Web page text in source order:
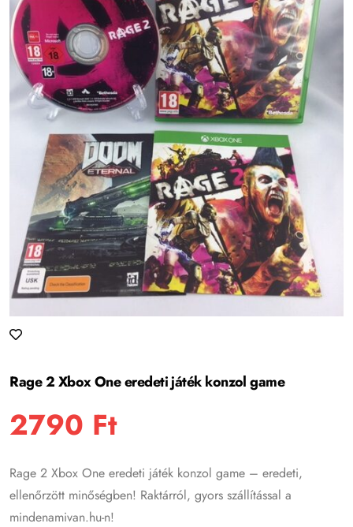
Rage 2 Xbox One eredeti játék konzol game
2790 Ft
Rage 2 Xbox One eredeti játék konzol game – eredeti,
ellenőrzött minőségben! Raktárról, gyors szállítással a
mindenamivan.hu-n!